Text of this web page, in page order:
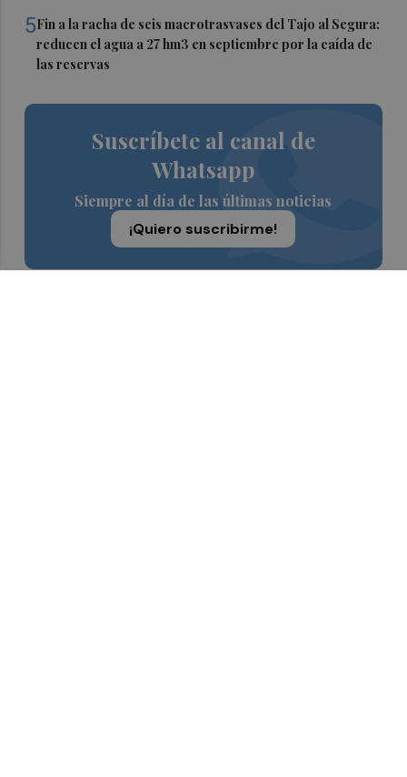
5Fin a la racha de seis macrotrasvases del Tajo al Segura:
reducen el agua a 27 hm3 en septiembre por la caída de
las reservas
Suscríbete al canal de
Whatsapp
Siempre al día de las últimas noticias
¡Quiero suscribirme!